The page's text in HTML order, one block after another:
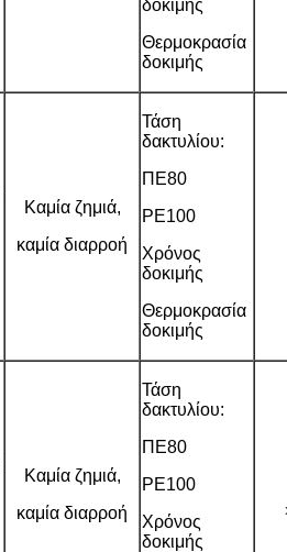
δοκιμής
Θερμοκρασία
δοκιμής
Καμία ζημιά,
καμία διαρροή
Τάση
δακτυλίου:
ΠΕ80
PE100
Χρόνος
δοκιμής
Θερμοκρασία
δοκιμής
Καμία ζημιά,
καμία διαρροή
Τάση
δακτυλίου:
ΠΕ80
PE100
Χρόνος
δοκιμής